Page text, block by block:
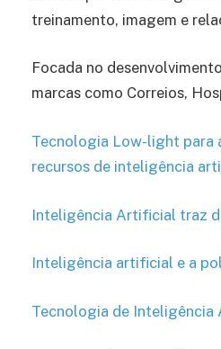
treinamento, imagem e
Focada no
marcas como Correios,
Tecnologia Low-light para
recursos de inteligência
Inteligência Artificial traz
Inteligência artificial e a
Tecnologia de Inteligência